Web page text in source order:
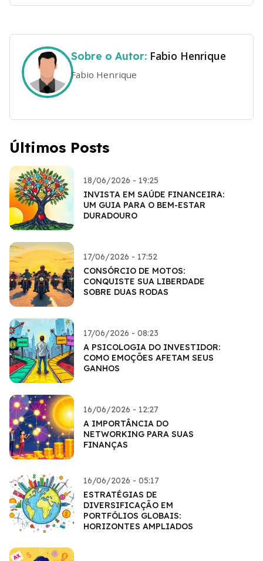
Sobre o Autor: Fabio Henrique
Fabio Henrique
Últimos Posts
18/06/2026 - 19:25
INVISTA EM SAÚDE FINANCEIRA:
UM GUIA PARA O BEM-ESTAR
DURADOURO
17/06/2026 - 17:52
CONSÓRCIO DE MOTOS:
CONQUISTE SUA LIBERDADE
SOBRE DUAS RODAS
17/06/2026 - 08:23
A PSICOLOGIA DO INVESTIDOR:
COMO EMOÇÕES AFETAM SEUS
GANHOS
16/06/2026 - 12:27
A IMPORTÂNCIA DO
NETWORKING PARA SUAS
FINANÇAS
16/06/2026 - 05:17
ESTRATÉGIAS DE
DIVERSIFICAÇÃO EM
PORTFÓLIOS GLOBAIS:
HORIZONTES AMPLIADOS